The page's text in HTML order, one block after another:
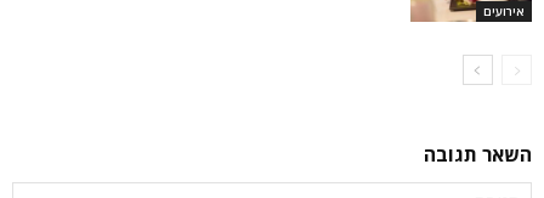
אירועים
השאר תגובה